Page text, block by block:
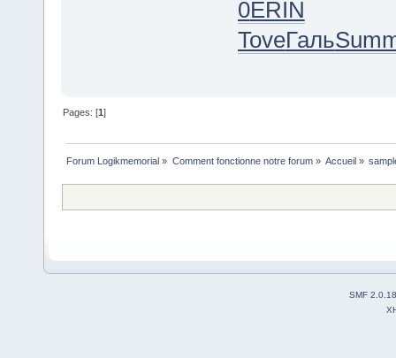
0ERIN
ToveГаль
Pages: [1]
Forum Logikmemorial » Comment fonctionne notre forum» Accueil »
SMF 2.0.18